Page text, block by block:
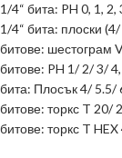
1/4“ бита: PH 0, 1, 2,
1/4“ бита: плоски
битове: шестограм
битове: PH 1/ 2/ 3/
бита: Плосък 4/ 5.5/
битове: торкс T 20/
битове: торкс T